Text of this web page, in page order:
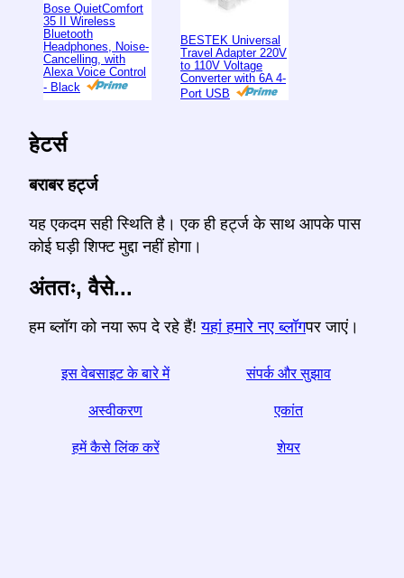
Bose QuietComfort
35 II Wireless
Bluetooth
Headphones, Noise-
Cancelling, with
Alexa Voice Control
- Black
BESTEK Universal
Travel Adapter 220V
to 110V Voltage
Converter with 6A 4-
Port USB
हेटर्स
बराबर हर्ट्ज
यह एकदम सही स्थिति है। एक ही हर्ट्ज के साथ आपके पास
कोई घड़ी शिफ्ट मुद्दा नहीं होगा।
अंततः, वैसे...
हम ब्लॉग को नया रूप दे रहे हैं!यहां हमारे नए ब्लॉगपर जाएं।
इस वेबसाइट के बारे में संपर्क और सुझाव
अस्वीकरण एकांत
हमें कैसे लिंक करें शेयर